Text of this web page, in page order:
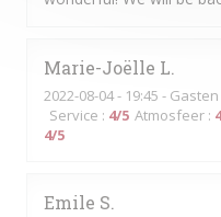
Marie-Joëlle L
2022-08-04- 19:45 - Gasten
Service : 4/5 Atmosfeer : 4
4/5
Emile S